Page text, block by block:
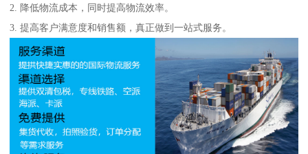
2. 降低物流成本，同时提高物流效率。
3. 提高客户满意度和销售额，真正做到一站式服务。